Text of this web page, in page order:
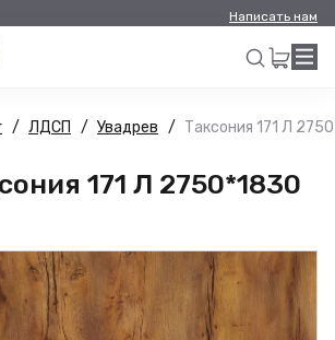
Написать нам
Искать
ЛДСП Увадрев Таксония 171 Л
171 Л 2750*1830